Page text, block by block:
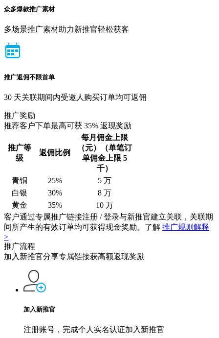
众多爆款推广素材
多场景推广素材助力新推官轻松获客
推广返佣不限首单
30 天关联期间内受邀人购买订单均可返佣
推广奖励
推荐客户下单最高可获 35% 返现奖励
推广等
级
返佣比例
每月佣金上限
（元）
（单笔订
单佣金上限 5
千）
青铜
25%
5 万
白银
30%
8 万
黄金
35%
10 万
客户通过专属推广链接注册 / 登录与新推官建立关联，关联期
间所产生的有效订单均可获得现金奖励。了解 推广规则解释
>
推广流程
加入新推官分享专属链接获高额返现奖励
加入新推官
注册账号，完成个人实名认证加入新推官